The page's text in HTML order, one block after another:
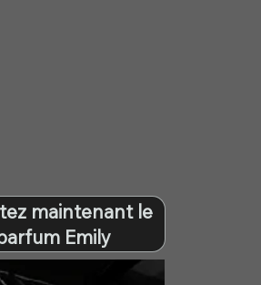
maintenant le
Emily